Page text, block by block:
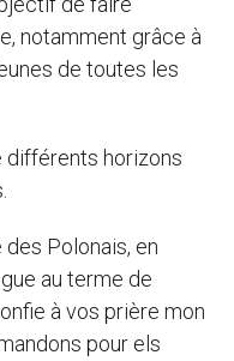
notamment grâce à
de toutes les
différents horizons
des Polonais, en
au terme de
à vos prière mon
pour els